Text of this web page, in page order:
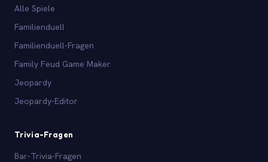
Alle Spiele
Familienduell
Familienduell-Fragen
Family Feud Game Maker
Jeopardy
Jeopardy-Editor
Trivia-Fragen
Bar-Trivia-Fragen